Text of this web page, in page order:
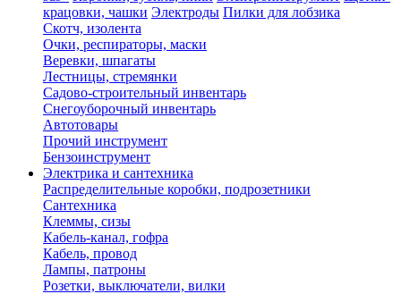
крацовки, чашки Электроды Пилки для лобзика
Скотч, изолента
Очки, респираторы, маски
Веревки, шпагаты
Лестницы, стремянки
Садово-строительный инвентарь
Снегоуборочный инвентарь
Автотовары
Прочий инструмент
Бензоинструмент
Электрика и сантехника
Распределительные коробки, подрозетники
Сантехника
Клеммы, сизы
Кабель-канал, гофра
Кабель, провод
Лампы, патроны
Розетки, выключатели, вилки